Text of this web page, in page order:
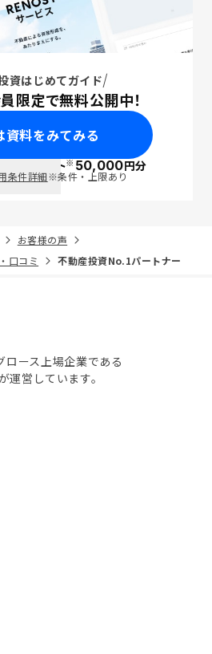
資はじめてガイド
限定で無料公開中！
資料をみてみる
ポイント※50,000円分
条件詳細※条件・上限あり
お客様の声
口コミ
不動産投資No.1パートナー
ロース上場企業である
営しています。